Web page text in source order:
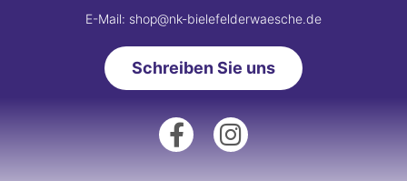
E-Mail: shop@nk-bielefelderwaesche.de
Schreiben Sie uns